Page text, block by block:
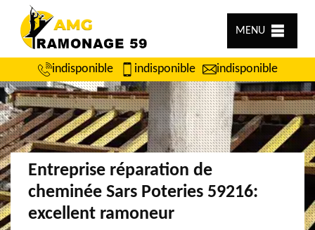
MENU
indisponible indisponible indisponible
Entreprise réparation de
cheminée Sars Poteries 59216:
excellent ramoneur